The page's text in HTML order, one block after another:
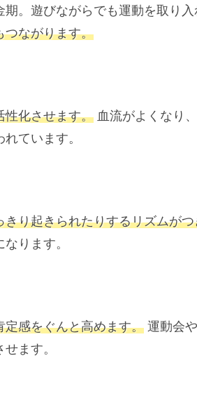
。遊びながらでも運動を取り入
つながります。
性化させます。 血流がよくなり
ています。
り起きられたりするリズムが
ります。
定感をぐんと高めます。 運動会
ます。